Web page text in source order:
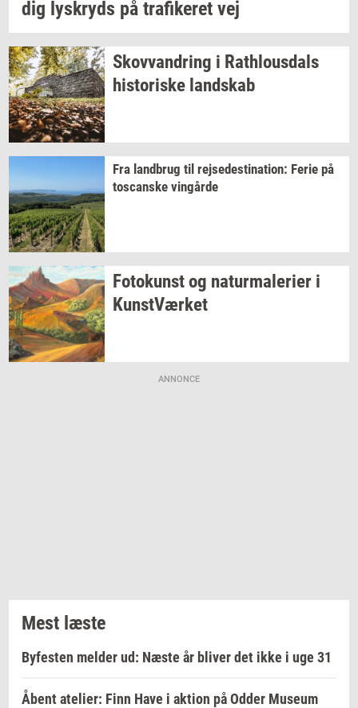
dig lys­kryds på tra­fi­ke­ret vej
Sko­vvan­dring i Rat­hlous­dals
hi­sto­ri­ske land­skab
Fra land­brug til rej­se­desti­na­tion: Ferie på
toscan­ske vin­går­de
Fo­to­kunstog na­tur­ma­le­ri­er i
Kunst­Vær­ket
ANNONCE
Mest læste
Byfesten melder ud: Næste år bliver det ikke i uge 31
Åbent atelier: Finn Have i aktion på Odder Museum